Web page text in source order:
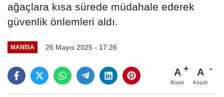
ağaçlara kısa sürede müdahale ederek
güvenlik önlemleri aldı.
MANİSA 26 Mayıs 2025 - 17:26
A
Büyüt
A
Küçült